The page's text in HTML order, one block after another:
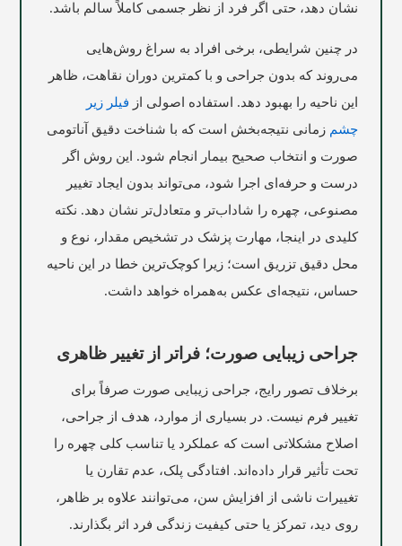
نشان دهد، حتی اگر فرد از نظر جسمی کاملاً سالم باشد.
در چنین شرایطی، برخی افراد به سراغ روش‌هایی
می‌روند که بدون جراحی و با کمترین دوران نقاهت، ظاهر
این ناحیه را بهبود دهد. استفاده اصولی از فیلر زیر
چشم زمانی نتیجه‌بخش است که با شناخت دقیق آناتومی
صورت و انتخاب صحیح بیمار انجام شود. این روش اگر
درست و حرفه‌ای اجرا شود، می‌تواند بدون ایجاد تغییر
مصنوعی، چهره را شاداب‌تر و متعادل‌تر نشان دهد. نکته
کلیدی در اینجا، مهارت پزشک در تشخیص مقدار، نوع و
محل دقیق تزریق است؛ زیرا کوچک‌ترین خطا در این ناحیه
حساس، نتیجه‌ای عکس به‌همراه خواهد داشت.
جراحی زیبایی صورت؛ فراتر از تغییر ظاهری
برخلاف تصور رایج، جراحی زیبایی صورت صرفاً برای
تغییر فرم نیست. در بسیاری از موارد، هدف از جراحی،
اصلاح مشکلاتی است که عملکرد یا تناسب کلی چهره را
تحت تأثیر قرار داده‌اند. افتادگی پلک، عدم تقارن یا
تغییرات ناشی از افزایش سن، می‌توانند علاوه بر ظاهر،
روی دید، تمرکز یا حتی کیفیت زندگی فرد اثر بگذارند.